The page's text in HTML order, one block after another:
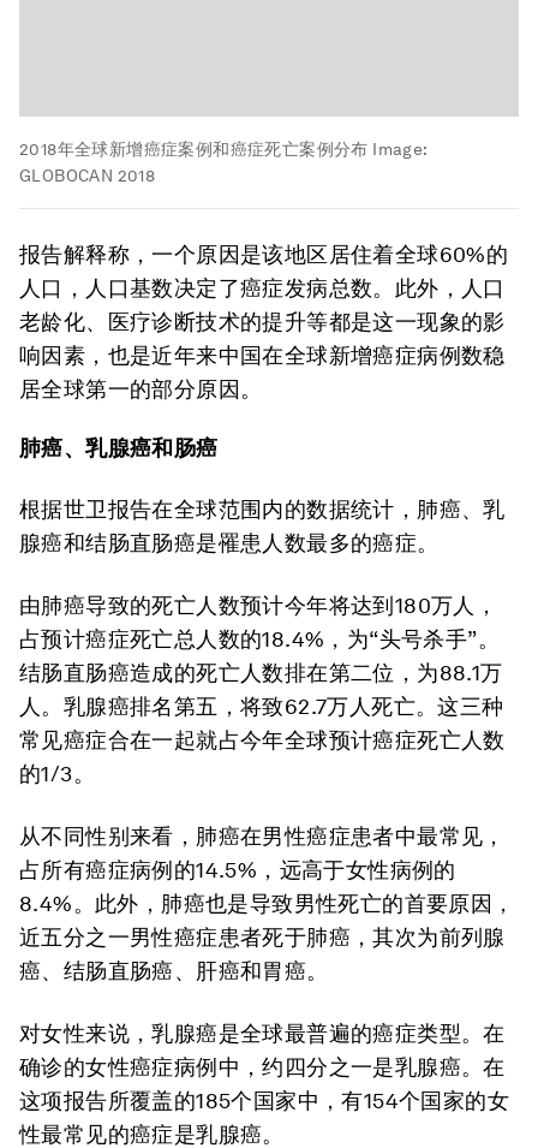
2018年全球新增癌症案例和癌症死亡案例分布 Image:
GLOBOCAN 2018
报告解释称，一个原因是该地区居住着全球60%的
人口，人口基数决定了癌症发病总数。此外，人口
老龄化、医疗诊断技术的提升等都是这一现象的影
响因素，也是近年来中国在全球新增癌症病例数稳
居全球第一的部分原因。
肺癌、乳腺癌和肠癌
根据世卫报告在全球范围内的数据统计，肺癌、乳
腺癌和结肠直肠癌是罹患人数最多的癌症。
由肺癌导致的死亡人数预计今年将达到180万人，
占预计癌症死亡总人数的18.4%，为“头号杀手”。
结肠直肠癌造成的死亡人数排在第二位，为88.1万
人。乳腺癌排名第五，将致62.7万人死亡。这三种
常见癌症合在一起就占今年全球预计癌症死亡人数
的1/3。
从不同性别来看，肺癌在男性癌症患者中最常见，
占所有癌症病例的14.5%，远高于女性病例的
8.4%。此外，肺癌也是导致男性死亡的首要原因，
近五分之一男性癌症患者死于肺癌，其次为前列腺
癌、结肠直肠癌、肝癌和胃癌。
对女性来说，乳腺癌是全球最普遍的癌症类型。在
确诊的女性癌症病例中，约四分之一是乳腺癌。在
这项报告所覆盖的185个国家中，有154个国家的女
性最常见的癌症是乳腺癌。